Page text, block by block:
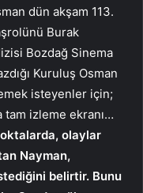
dün akşam 113.
Burak
Bozdağ Sinema
Kuruluş Osman
isteyenler için;
tam izleme ekranı…
olaylar
Nayman,
belirtir. Bunu